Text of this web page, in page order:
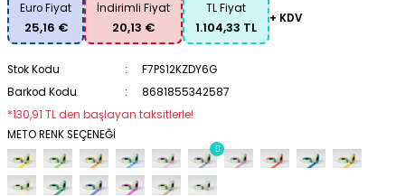
Euro Fiyat
25,16 €
İndirimli Fiyat
20,13 €
TL Fiyat
1.104,33 TL
+ KDV
Stok Kodu
F7PS12KZDY6G
Barkod Kodu
8681855342587
*130,91 TL den başlayan taksitlerle!
METO RENK SEÇENEĞİ